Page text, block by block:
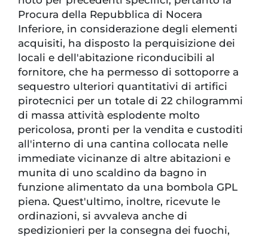
Procura della Repubblica di Nocera
Inferiore, in considerazione degli elementi
acquisiti, ha disposto la perquisizione dei
locali e dell'abitazione riconducibili al
fornitore, che ha permesso di sottoporre a
sequestro ulteriori quantitativi di artifici
pirotecnici per un totale di 22 chilogrammi
di massa attività esplodente molto
pericolosa, pronti per la vendita e custoditi
all'interno di una cantina collocata nelle
immediate vicinanze di altre abitazioni e
munita di uno scaldino da bagno in
funzione alimentato da una bombola GPL
piena. Quest'ultimo, inoltre, ricevute le
ordinazioni, si avvaleva anche di
spedizionieri per la consegna dei fuochi,